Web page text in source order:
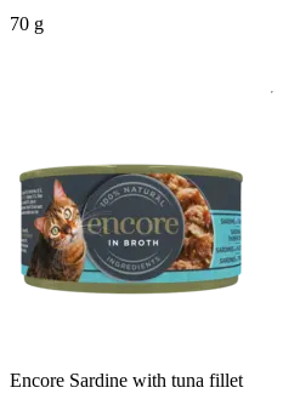
70 g
Encore Sardine with tuna fillet